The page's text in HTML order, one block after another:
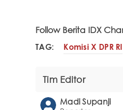
Follow Berita IDX
TAG: Komisi X DPR RI
Tim Editor
Madi Supanji